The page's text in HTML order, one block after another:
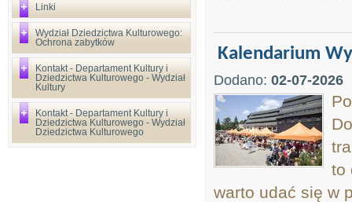
Linki
Wydział Dziedzictwa Kulturowego:
Ochrona zabytków
Kontakt - Departament Kultury i
Dziedzictwa Kulturowego - Wydział
Kultury
Kontakt - Departament Kultury i
Dziedzictwa Kulturowego - Wydział
Dziedzictwa Kulturowego
Kalendarium
Dodano: 02-07-2026
to
warto udać się w